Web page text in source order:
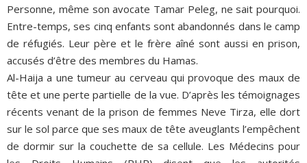
Personne, même son avocate Tamar Peleg, ne sait pourquoi.
Entre-temps, ses cinq enfants sont abandonnés dans le camp
de réfugiés. Leur père et le frère aîné sont aussi en prison,
accusés d’être des membres du Hamas.
Al-Haija a une tumeur au cerveau qui provoque des maux de
tête et une perte partielle de la vue. D’après les témoignages
récents venant de la prison de femmes Neve Tirza, elle dort
sur le sol parce que ses maux de tête aveuglants l’empêchent
de dormir sur la couchette de sa cellule. Les Médecins pour